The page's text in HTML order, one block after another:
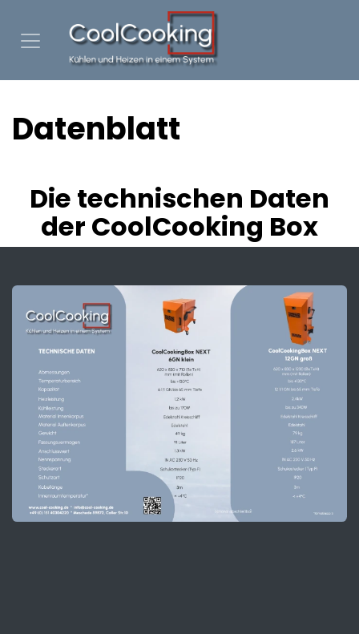
Datenblatt
Die technischen Daten
der CoolCooking Box